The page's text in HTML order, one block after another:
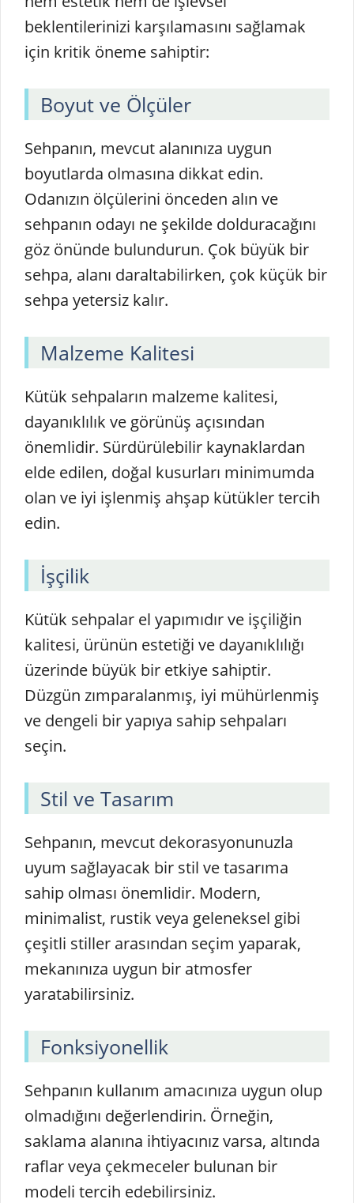
beklentilerinizi karşılamasını sağlamak
için kritik öneme sahiptir:
Boyut ve Ölçüler
Sehpanın, mevcut alanınıza uygun
boyutlarda olmasına dikkat edin.
Odanızın ölçülerini önceden alın ve
sehpanın odayı ne şekilde dolduracağını
göz önünde bulundurun. Çok büyük bir
sehpa, alanı daraltabilirken, çok küçük bir
sehpa yetersiz kalır.
Malzeme Kalitesi
Kütük sehpaların malzeme kalitesi,
dayanıklılık ve görünüş açısından
önemlidir. Sürdürülebilir kaynaklardan
elde edilen, doğal kusurları minimumda
olan ve iyi işlenmiş ahşap kütükler tercih
edin.
İşçilik
Kütük sehpalar el yapımıdır ve işçiliğin
kalitesi, ürünün estetiği ve dayanıklılığı
üzerinde büyük bir etkiye sahiptir.
Düzgün zımparalanmış, iyi mühürlenmiş
ve dengeli bir yapıya sahip sehpaları
seçin.
Stil ve Tasarım
Sehpanın, mevcut dekorasyonunuzla
uyum sağlayacak bir stil ve tasarıma
sahip olması önemlidir. Modern,
minimalist, rustik veya geleneksel gibi
çeşitli stiller arasından seçim yaparak,
mekanınıza uygun bir atmosfer
yaratabilirsiniz.
Fonksiyonellik
Sehpanın kullanım amacınıza uygun olup
olmadığını değerlendirin. Örneğin,
saklama alanına ihtiyacınız varsa, altında
raflar veya çekmeceler bulunan bir
modeli tercih edebilirsiniz.